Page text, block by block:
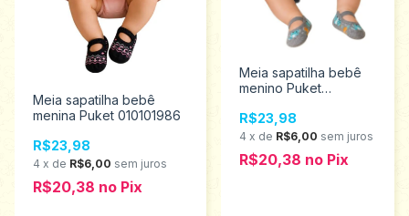
Meia sapatilha bebê
menina Puket 010101986
R$23,98
4 x de R$6,00 sem juros
R$20,38 no Pix
Meia sapatilha bebê
menino Puket
R$23,98
4 x de R$6,00 sem juros
R$20,38 no Pix